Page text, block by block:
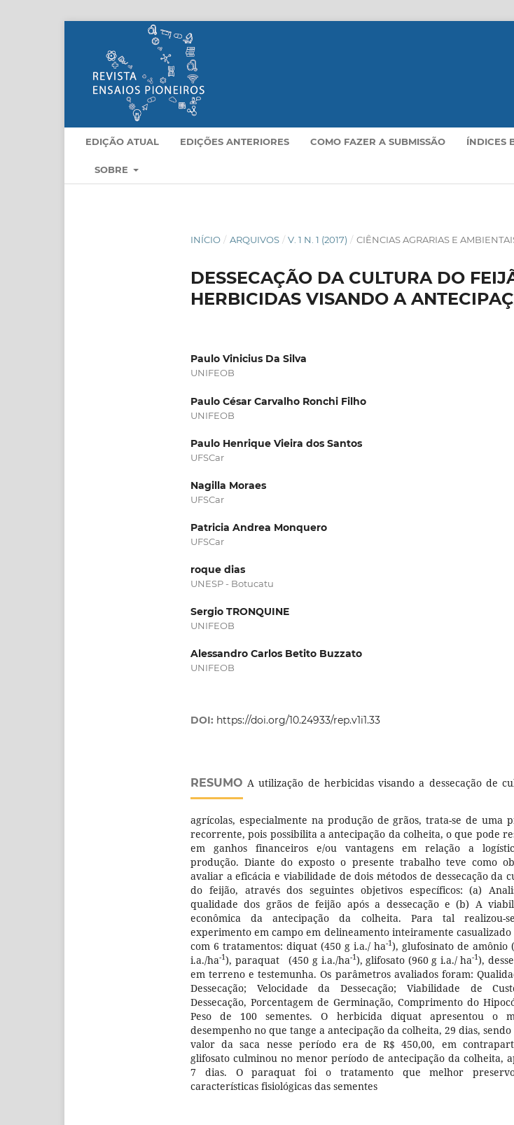
EDIÇÃO ATUAL EDIÇÕES ANTERIORES COMO FAZER A SUBMISSÃO ÍNDICES
SOBRE
INÍCIO / ARQUIVOS / V. 1 N. 1 (2017) / CIÊNCIAS AGRARIAS E
DESSECAÇÃO DA CULTURA DO
HERBICIDAS VISANDO A
Paulo Vinicius Da Silva
UNIFEOB
Paulo César Carvalho Ronchi Filho
UNIFEOB
Paulo Henrique Vieira dos Santos
UFSCar
Nagilla Moraes
UFSCar
Patricia Andrea Monquero
UFSCar
roque dias
UNESP - Botucatu
Sergio TRONQUINE
UNIFEOB
Alessandro Carlos Betito Buzzato
UNIFEOB
DOI: https://doi.org/10.24933/rep.v1i1.33
RESUMO A utilização de herbicidas visando a dessecação de
agrícolas, especialmente na produção de grãos, trata-se de uma
recorrente, pois possibilita a antecipação da colheita, o que pode
em ganhos financeiros e/ou vantagens em relação a
produção. Diante do exposto o presente trabalho teve como
avaliar a eficácia e viabilidade de dois métodos de dessecação da
do feijão, através dos seguintes objetivos específicos: (a)
qualidade dos grãos de feijão após a dessecação e (b) A
econômica da antecipação da colheita. Para tal realizou-
experimento em campo em delineamento inteiramente casualizado
com 6 tratamentos: diquat (450 g i.a./ ha-1), glufosinato de amônio
i.a./ha-1), paraquat (450 g i.a./ha-1), glifosato (960 g i.a./ ha-1),
em terreno e testemunha. Os parâmetros avaliados foram:
Dessecação; Velocidade da Dessecação; Viabilidade de
Dessecação, Porcentagem de Germinação, Comprimento do
Peso de 100 sementes. O herbicida diquat apresentou o
desempenho no que tange a antecipação da colheita, 29 dias,
valor da saca nesse período era de R$ 450,00, em
glifosato culminou no menor período de antecipação da colheita,
7 dias. O paraquat foi o tratamento que melhor
características fisiológicas das sementes